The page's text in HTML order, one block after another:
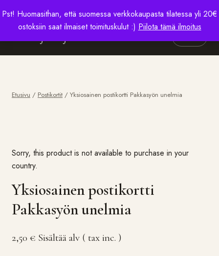
Pst! Huomasithan, että suomessa verkkokaupasta tilatessa yli 20€
ostoksiin saat ilmaiset toimituskulut :) Piilota tämä ilmoitus
Yli 20€ tilauksiin ilmaiset toimituskulut Suomessa
Etusivu / Postikortit / Yksiosainen postikortti Pakkasyön unelmia
Sorry, this product is not available to purchase in your
country.
Yksiosainen postikortti
Pakkasyön unelmia
2,50 € Sisältää alv ( tax inc. )